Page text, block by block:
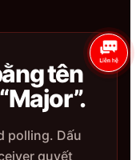
tên
polling. Dấu
quyết